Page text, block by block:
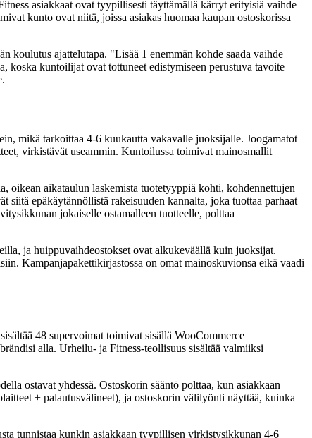
asiakkaat ovat tyypillisesti täyttämällä kärryt erityisiä vaihde
kunto ovat niitä, joissa asiakas huomaa kaupan ostoskorissa
koulutus ajattelutapa. "Lisää 1 enemmän kohde saada vaihde
koska kuntoilijat ovat tottuneet edistymiseen perustuva tavoite
mikä tarkoittaa 4-6 kuukautta vakavalle juoksijalle. Joogamatot
virkistävät useammin. Kuntoilussa toimivat mainosmallit
oikean aikataulun laskemista tuotetyyppiä kohti, kohdennettujen
siitä epäkäytännöllistä rakeisuuden kannalta, joka tuottaa parhaat
jokaiselle ostamalleen tuotteelle, polttaa
ja huippuvaihdeostokset ovat alkukeväällä kuin juoksijat.
Kampanjapakettikirjastossa on omat mainoskuvionsa eikä vaadi
48 supervoimat toimivat sisällä WooCommerce
alla. Urheilu- ja Fitness-teollisuus sisältää valmiiksi
ostavat yhdessä. Ostoskorin sääntö polttaa, kun asiakkaan
+ palautusvälineet), ja ostoskorin välilyönti näyttää, kuinka
tunnistaa kunkin asiakkaan tyypillisen virkistysikkunan 4-6